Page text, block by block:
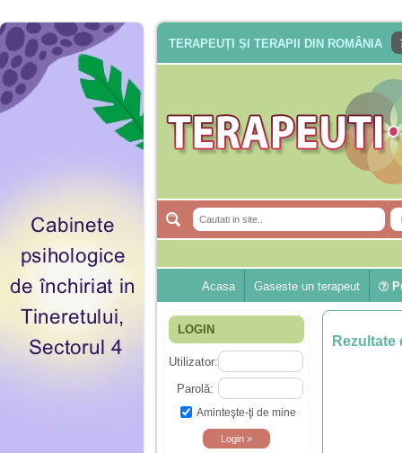
TERAPEUȚI ȘI TERAPII DIN ROMÂNIA
Acasa Gaseste un terapeut
LOGIN
Utilizator:
Parolă:
Aminteşte-ţi de mine
Rezultate